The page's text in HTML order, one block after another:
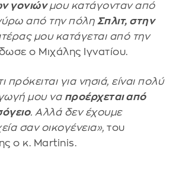
γονιώνμου κατάγονταν από
από την πόλη Σπλιτ, στην
μου κατάγεται από την
ο Μιχάλης Ιγνατίου.
πρόκειται για νησιά, είναι πολύ
μου να προέρχεται από
. Αλλά δεν έχουμε
σαν οικογένεια», του
ο κ. Martinis.